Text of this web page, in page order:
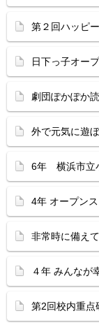
第２回ハッピ
日下っ子オー
劇団ぽかぽか
外で元気に遊
6年 横浜市立
4年 オープン
非常時に備え
４年 みんなが
第2回校内重点